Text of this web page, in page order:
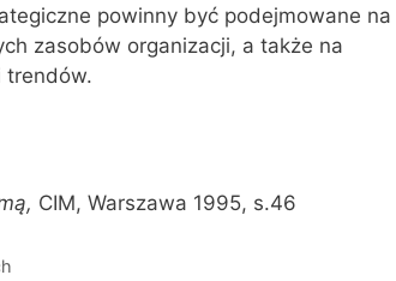
powinny być podejmowane na
zasobów organizacji, a także na
trendów.
CIM, Warszawa 1995, s.46